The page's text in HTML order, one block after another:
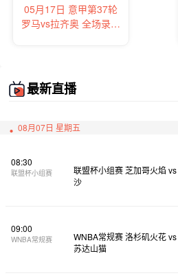
05月17日 意甲第37轮
罗马vs拉齐奥 全场录像
最新直播
08月07日 星期五
08:30
联盟杯小组赛
联盟杯小组赛 芝加哥火焰
沙
09:00
WNBA常规赛
WNBA常规赛 洛杉矶火花
苏达山猫